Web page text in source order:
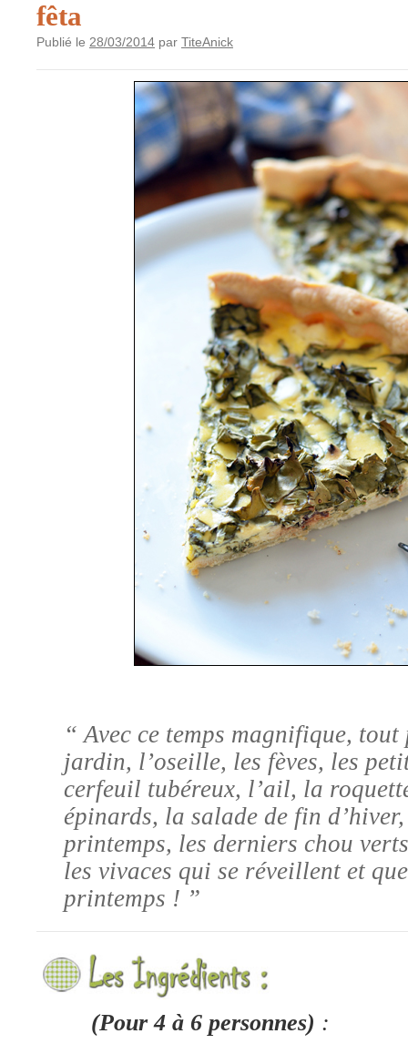
fêta
Publié le 28/03/2014 par TiteAnick
“ Avec ce temps magnifique, tout
jardin, l’oseille, les fèves, les
cerfeuil tubéreux, l’ail, la
épinards, la salade de fin
printemps, les derniers chou
les vivaces qui se réveillent et
printemps ! ”
(Pour 4 à 6 personnes) :